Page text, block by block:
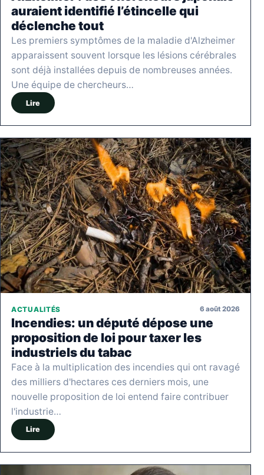
auraient identifié l’étincelle qui
déclenche tout
Les premiers symptômes de la maladie d'Alzheimer
apparaissent souvent lorsque les lésions cérébrales
sont déjà installées depuis de nombreuses années.
Une équipe de chercheurs…
Lire
ACTUALITÉS 6 août 2026
Incendies: un député dépose une
proposition de loi pour taxer les
industriels du tabac
Face à la multiplication des incendies qui ont ravagé
des milliers d'hectares ces derniers mois, une
nouvelle proposition de loi entend faire contribuer
l'industrie…
Lire